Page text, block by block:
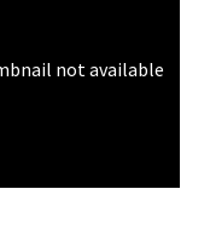
not available